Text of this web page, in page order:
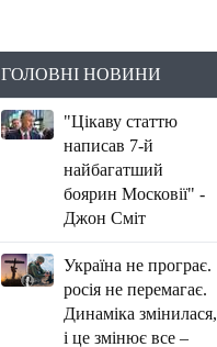
ГОЛОВНІ НОВИНИ
"Цікаву статтю
написав 7-й
найбагатший
боярин Московії" -
Джон Сміт
Україна не програє.
росія не перемагає.
Динаміка змінилася,
і це змінює все –